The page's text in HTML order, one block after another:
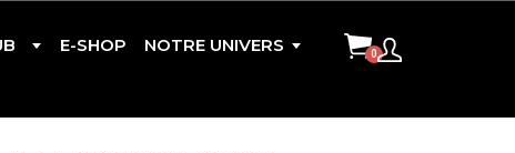
E-SHOP NOTRE UNIVERS